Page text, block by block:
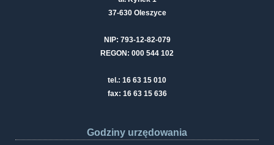
37-630 Oleszyce
NIP: 793-12-82-079
REGON: 000 544 102
tel.: 16 63 15 010
fax: 16 63 15 636
Godziny urzędowania